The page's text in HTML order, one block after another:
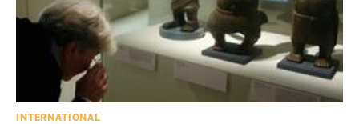
INTERNATIONAL